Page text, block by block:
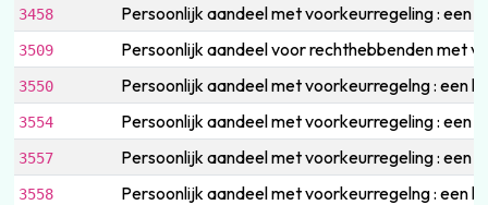
3458 Persoonlijk aandeel met voorkeurregeling : een
3509 Persoonlijk aandeel voor rechthebbenden met
3550 Persoonlijk aandeel met voorkeurregelng : een
3554 Persoonlijk aandeel met voorkeurregeling : een
3557 Persoonlijk aandeel met voorkeurregeling : een
3558 Persoonlijk aandeel met voorkeurregelng : een